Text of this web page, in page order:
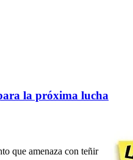
la próxima lucha
que amenaza con teñir